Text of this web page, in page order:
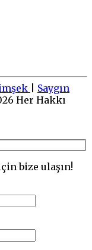
Saygın
Her Hakkı
bize ulaşın!